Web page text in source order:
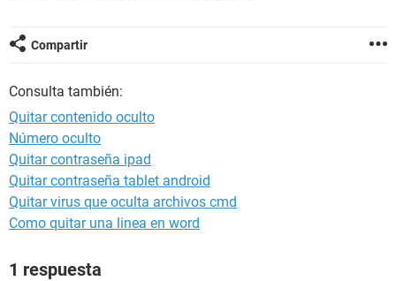
Compartir
Consulta también:
Quitar contenido oculto
Número oculto
Quitar contraseña ipad
Quitar contraseña tablet android
Quitar virus que oculta archivos cmd
Como quitar una linea en word
1 respuesta